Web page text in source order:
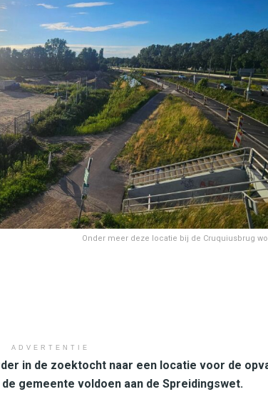
Onder meer deze locatie bij de Cruquiusbrug
ADVERTENTIE
in de zoektocht naar een locatie voor de
gemeente voldoen aan de Spreidingswet.